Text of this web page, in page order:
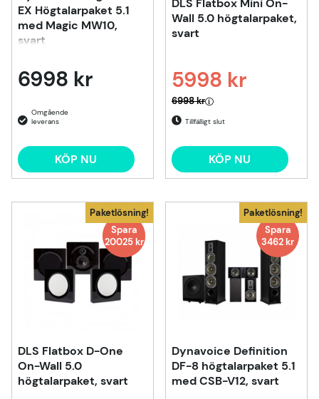
EX Högtalarpaket 5.1
med Magic MW10,
svart
6998 kr
KÖP NU
DLS Flatbox Mini On-
Wall 5.0 högtalarpaket,
svart
5998 kr
Ordinarie pris:
6998 kr
Tillfälligt slut
KÖP NU
Paketlösning!
Spara
9048kr
Spara
20025 kr
DLS Flatbox D-One
On-Wall 5.0
högtalarpaket, svart
Paketlösning!
Spara
3462 kr
Dynavoice Definition
DF-8 högtalarpaket 5.1
med CSB-V12, svart